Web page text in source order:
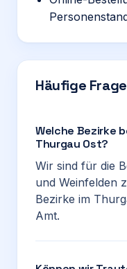
Häufige
Welche Bezirke
Thurgau Ost?
Wir sind für die
und Weinfelden
Bezirke im
Amt.